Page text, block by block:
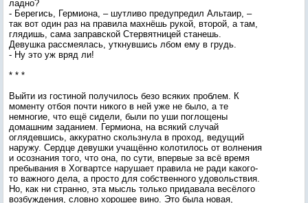
ладно?
- Берегись, Гермиона, – шутливо предупредил Альтаир, –
так вот один раз на правила махнёшь рукой, второй, а там,
глядишь, сама заправской Стервятницей станешь.
Девушка рассмеялась, уткнувшись лбом ему в грудь.
- Ну это уж вряд ли!
* * *
Выйти из гостиной получилось безо всяких проблем. К
моменту отбоя почти никого в ней уже не было, а те
немногие, что ещё сидели, были по уши поглощены
домашним заданием. Гермиона, на всякий случай
оглядевшись, аккуратно скользнула в проход, ведущий
наружу. Сердце девушки учащённо колотилось от волнения
и осознания того, что она, по сути, впервые за всё время
пребывания в Хогвартсе нарушает правила не ради какого-
то важного дела, а просто для собственного удовольствия.
Но, как ни странно, эта мысль только придавала весёлого
возбуждения, словно хорошее вино. Это была новая,